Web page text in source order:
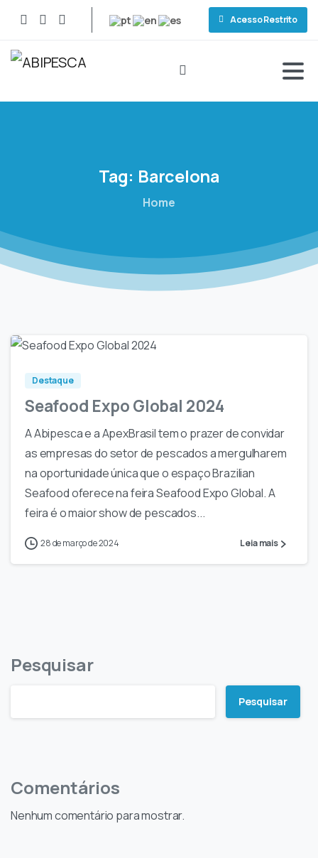
Acesso Restrito
Tag: Barcelona
Home
Destaque
Seafood Expo Global 2024
A Abipesca e a ApexBrasil tem o prazer de convidar
as empresas do setor de pescados a mergulharem
na oportunidade única que o espaço Brazilian
Seafood oferece na feira Seafood Expo Global. A
feira é o maior show de pescados...
28 de março de 2024 Leia mais
Pesquisar
Pesquisar
Comentários
Nenhum comentário para mostrar.